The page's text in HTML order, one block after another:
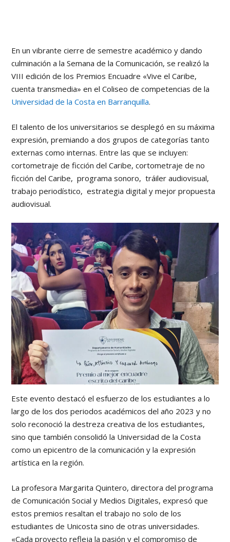
En un vibrante cierre de semestre académico y dando
culminación a la Semana de la Comunicación, se realizó la
VIII edición de los Premios Encuadre «Vive el Caribe,
cuenta transmedia» en el Coliseo de competencias de la
Universidad de la Costa en Barranquilla.
El talento de los universitarios se desplegó en su máxima
expresión, premiando a dos grupos de categorías tanto
externas como internas. Entre las que se incluyen:
cortometraje de ficción del Caribe, cortometraje de no
ficción del Caribe, programa sonoro, tráiler audiovisual,
trabajo periodístico, estrategia digital y mejor propuesta
audiovisual.
Este evento destacó el esfuerzo de los estudiantes a lo
largo de los dos periodos académicos del año 2023 y no
solo reconoció la destreza creativa de los estudiantes,
sino que también consolidó la Universidad de la Costa
como un epicentro de la comunicación y la expresión
artística en la región.
La profesora Margarita Quintero, directora del programa
de Comunicación Social y Medios Digitales, expresó que
estos premios resaltan el trabajo no solo de los
estudiantes de Unicosta sino de otras universidades.
«Cada proyecto refleja la pasión y el compromiso de